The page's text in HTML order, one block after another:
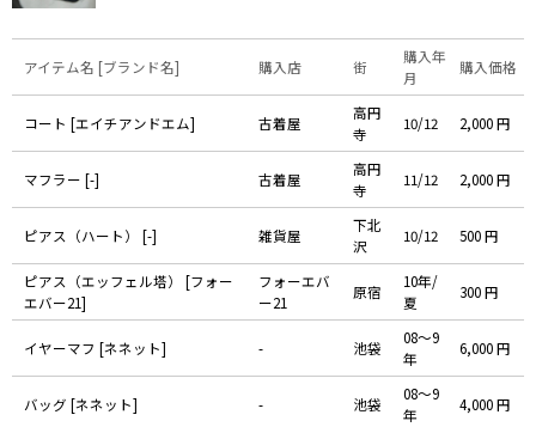
アイテム名 [ブランド名] 購入店 街
購入年
月
購入価格
コート [エイチアンドエム] 古着屋
高円
寺
10/12 2,000 円
マフラー [-] 古着屋
高円
寺
11/12 2,000 円
ピアス（ハート） [-] 雑貨屋
下北
沢
10/12 500 円
ピアス（エッフェル塔） [フォー
エバー21]
フォーエバ
ー21
原宿
10年/
夏
300 円
イヤーマフ [ネネット] - 池袋
08〜9
年
6,000 円
バッグ [ネネット] - 池袋
08〜9
年
4,000 円